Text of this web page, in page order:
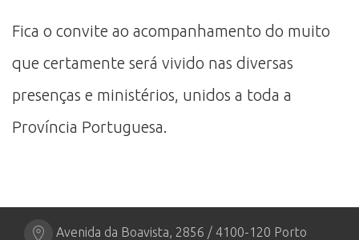
Fica o convite ao acompanhamento do muito
que certamente será vivido nas diversas
presenças e ministérios, unidos a toda a
Província Portuguesa.
Avenida da Boavista, 2856 / 4100-120 Porto